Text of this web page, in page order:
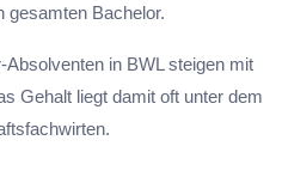
gesamten Bachelor.
Absolventen in BWL steigen mit
Gehalt liegt damit oft unter dem